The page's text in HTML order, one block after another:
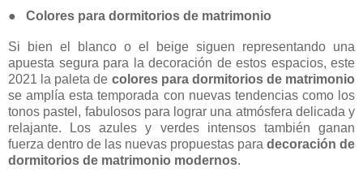
● Colores para dormitorios de matrimonio
Si bien el blanco o el beige siguen representando una
apuesta segura para la decoración de estos espacios, este
2021 la paleta de colores para dormitorios de matrimonio
se amplía esta temporada con nuevas tendencias como los
tonos pastel, fabulosos para lograr una atmósfera delicada y
relajante. Los azules y verdes intensos también ganan
fuerza dentro de las nuevas propuestas para decoración de
dormitorios de matrimonio modernos.